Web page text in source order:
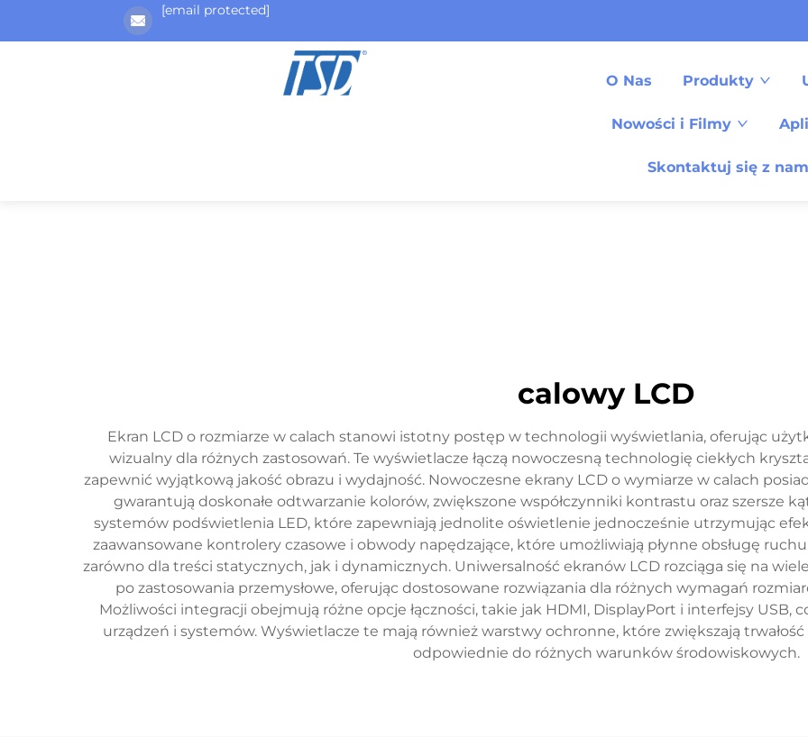
[email protected]
O Nas Produkty
Nowości i Filmy
Skontaktuj się z
calowy LCD
Ekran LCD o rozmiarze w calach stanowi istotny postęp w technologii wyświetlania, oferując
wizualny dla różnych zastosowań. Te wyświetlacze łączą nowoczesną technologię ciekłych
zapewnić wyjątkową jakość obrazu i wydajność. Nowoczesne ekrany LCD o wymiarze w calach
gwarantują doskonałe odtwarzanie kolorów, zwiększone współczynniki kontrastu oraz szersze
systemów podświetlenia LED, które zapewniają jednolite oświetlenie jednocześnie utrzymując
zaawansowane kontrolery czasowe i obwody napędzające, które umożliwiają płynne obsługę
zarówno dla treści statycznych, jak i dynamicznych. Uniwersalność ekranów LCD rozciąga się na
po zastosowania przemysłowe, oferując dostosowane rozwiązania dla różnych wymagań
Możliwości integracji obejmują różne opcje łączności, takie jak HDMI, DisplayPort i interfejsy USB,
urządzeń i systemów. Wyświetlacze te mają również warstwy ochronne, które zwiększają trwałość
odpowiednie do różnych warunków środowiskowych.